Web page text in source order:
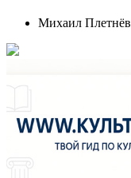
Михаил Плетнёв